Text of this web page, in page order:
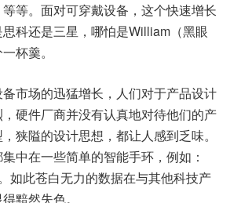
等。面对可穿戴设备，这个快速增长
科还是三星，哪怕是William（黑眼
杯羹。
市场的迅猛增长，人们对于产品设计
硬件厂商并没有认真地对待他们的产
狭隘的设计思想，都让人感到乏味。
中在一些简单的智能手环，例如：
如此苍白无力的数据在与其他科技产
黯然失色。